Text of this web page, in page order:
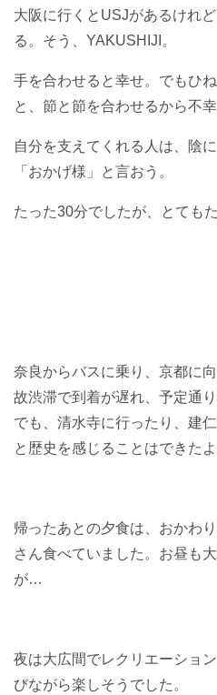
大阪に行くとUSJがあるけれ
る。そう、YAKUSHIJI。
手を合わせると幸せ。でもひ
と、節と節を合わせるから不幸
自分を支えてくれる人は、陰
「おかげ様」と言おう。
たった30分でしたが、とても
奈良からバスに乗り、京都に
故渋滞で到着が遅れ、予定通
でも、清水寺に行ったり、建
と歴史を感じることはできたよ
帰ったあとの夕食は、おかわ
さん食べていました。お昼も
が…
夜は大広間でレクリエーショ
びながら楽しそうでした。